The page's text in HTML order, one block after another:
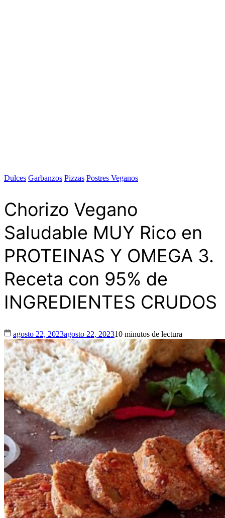
Dulces Garbanzos Pizzas Postres Veganos
Chorizo Vegano
Saludable MUY Rico en
PROTEINAS Y OMEGA 3.
Receta con 95% de
INGREDIENTES CRUDOS
agosto 22, 2023agosto 22, 202310 minutos de lectura